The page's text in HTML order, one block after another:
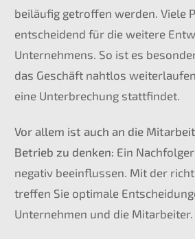
beiläufig getroffen werden. Viele
entscheidend für die weitere
Unternehmens. So ist es
das Geschäft nahtlos
eine Unterbrechung stattfindet.
Vor allem ist auch an die
Betrieb zu denken: Ein
negativ beeinflussen. Mit der
treffen Sie optimale
Unternehmen und die Mitarbeiter.